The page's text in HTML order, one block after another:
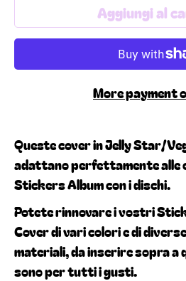
Aggiungi al
More payment
Queste cover in Jelly Star/
adattano perfettamente alle
Stickers Album con i dischi.
Potete rinnovare i vostri
Cover di vari colori e di
materiali, da inserire sopra a
sono per tutti i gusti.